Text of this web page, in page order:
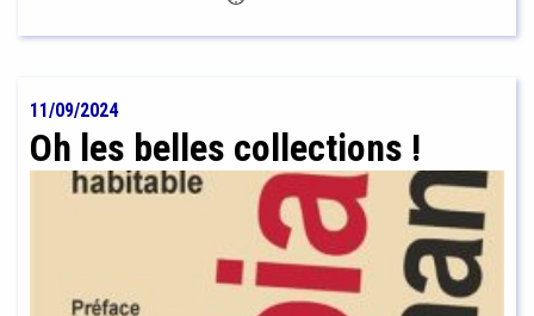
11/09/2024
Oh les belles collections !